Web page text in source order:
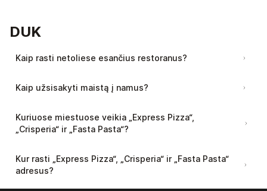
DUK
Kaip rasti netoliese esančius restoranus?
savo miestą – sistema automatiškai parodys,
teritoriją. Kiekvienas užsakymas priskiriamas
artimiausiam restoranui, todėl maisto
Kaip užsisakyti maistą į namus?
paprasta ir patogu. Galite pasirinkti vieną iš
dviejų patogiausių būdų: paskambinti tiesiogiai į
užsakyti internetu – tiesiog pasirinkite norimus
patiekalus, nurodykite pristatymo adresą ir
Kuriuose miestuose veikia „Express Pizza“,
„Crisperia“ ir „Fasta Pasta“?
namus vykdomas daugelyje Lietuvos miestų:
Kaune, Vilniuje, Klaipėdoje, Palangoje,
Kur rasti „Express Pizza“, „Crisperia“ ir „Fasta Pasta“
adresus?